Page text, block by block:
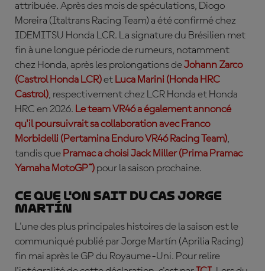
attribuée. Après des mois de spéculations, Diogo
Moreira (Italtrans Racing Team) a été confirmé chez
IDEMITSU Honda LCR. La signature du Brésilien met
fin à une longue période de rumeurs, notamment
chez Honda, après les prolongations deJohann Zarco
(Castrol Honda LCR)et Luca Marini (Honda HRC
Castrol), respectivement chez LCR Honda et Honda
HRC en 2026. Le team VR46 a également annoncé
qu'il poursuivrait sa collaboration avec Franco
Morbidelli (Pertamina Enduro VR46 Racing Team),
tandis que Pramac a choisi Jack Miller (Prima Pramac
Yamaha MotoGP™) pour la saison prochaine.
Ce que l'on sait du cas Jorge
Martín
L'une des plus principales histoires de la saison est le
communiqué publié par Jorge Martín (Aprilia Racing)
fin mai après le GP du Royaume-Uni. Pour relire